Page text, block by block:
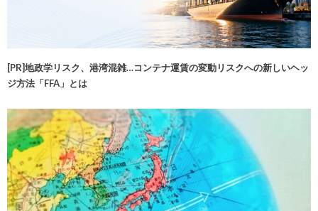
[PR]地政学リスク、港湾混雑…コンテナ運賃の変動リスクへの新しいヘッ
ジ方法「FFA」とは